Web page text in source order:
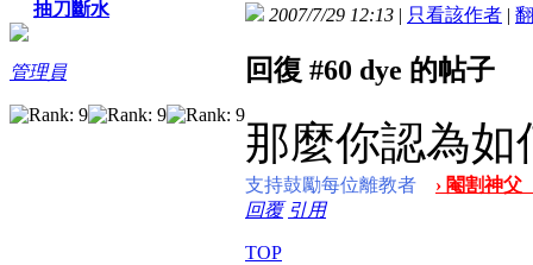
抽刀斷水
管理員
2007/7/29 12:13 | 只看該作者 |
回復 #60 dye 的帖子
那麼你認為如
支持鼓勵每位離教者
› 閹割神
回覆 引用
TOP